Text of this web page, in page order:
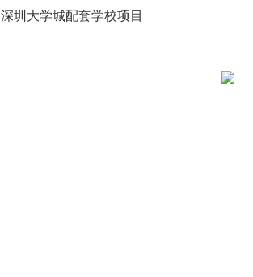
深圳大学城配套学校项目